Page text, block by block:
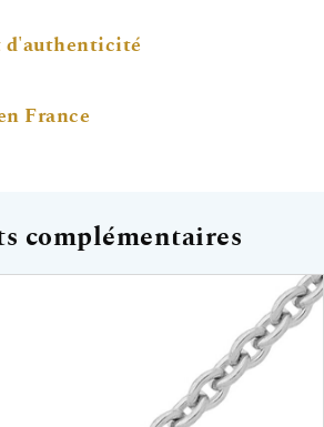
France
complémentaires